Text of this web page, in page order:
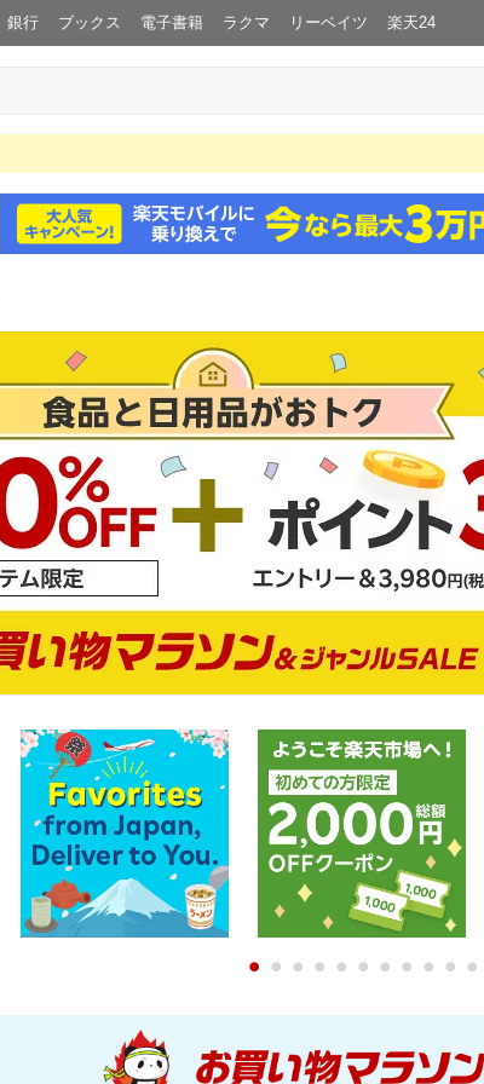
銀行 ブックス 電子書籍 ラクマ リーベイツ 楽天24
0 1 2 3 4 5 6 7 8 9